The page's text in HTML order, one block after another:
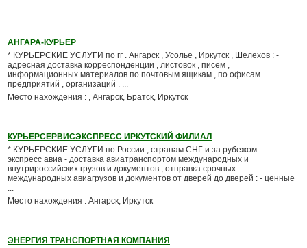
АНГАРА-КУРЬЕР
* КУРЬЕРСКИЕ УСЛУГИ по гг . Ангарск , Усолье , Иркутск , Шелехов : -
адресная доставка корреспонденции , листовок , писем ,
информационных материалов по почтовым ящикам , по офисам
предприятий , организаций . ...
Место нахождения : , Ангарск, Братск, Иркутск
КУРЬЕРСЕРВИСЭКСПРЕСС ИРКУТСКИЙ ФИЛИАЛ
* КУРЬЕРСКИЕ УСЛУГИ по России , странам СНГ и за рубежом : -
экспресс авиа - доставка авиатранспортом международных и
внутрироссийских грузов и документов , отправка срочных
международных авиагрузов и документов от дверей до дверей : - ценные
...
Место нахождения : Ангарск, Иркутск
ЭНЕРГИЯ ТРАНСПОРТНАЯ КОМПАНИЯ